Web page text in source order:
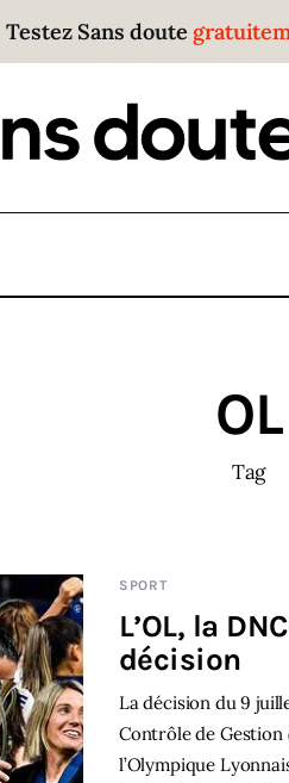
Testez Sans doute
Sans doute
Parce que plus personne
des choses à dire.
OL
Tag
SPORT
L’OL, la
décision
La décision du 9
Contrôle de Gestion
l’Olympique